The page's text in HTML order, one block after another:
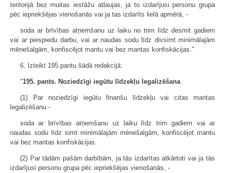
teritorijā bez muitas iestāžu atļaujas, ja to izdarījusi personu grupa
pēc iepriekšējas vienošanās vai ja tas izdarīts lielā apmērā, -
soda ar brīvības atņemšanu uz laiku no trim līdz desmit gadiem
vai ar piespiedu darbu, vai ar naudas sodu līdz divsimt minimālajām
mēnešalgām, konfiscējot mantu vai bez mantas konfiskācijas."
6. Izteikt 195.pantu šādā redakcijā:
"195. pants. Noziedzīgi iegūtu līdzekļu legalizēšana
(1) Par noziedzīgi iegūtu finanšu līdzekļu vai citas mantas
legalizēšanu -
soda ar brīvības atņemšanu uz laiku līdz trim gadiem vai ar
naudas sodu līdz simt minimālajām mēnešalgām, konfiscējot mantu
vai bez mantas konfiskācijas.
(2) Par tādām pašām darbībām, ja tās izdarītas atkārtoti vai ja tās
izdarījusi personu grupa pēc iepriekšējas vienošanās, -